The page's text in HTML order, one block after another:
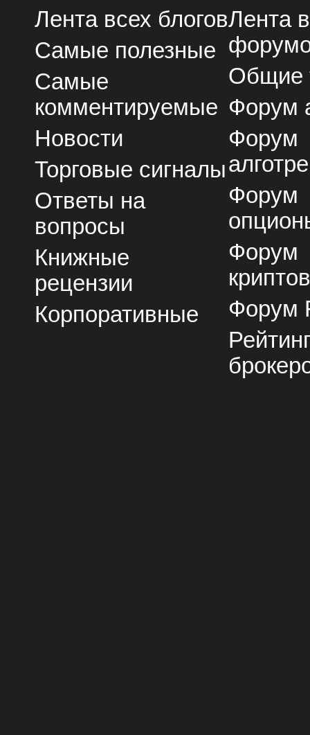
Лента всех блогов
Самые полезные
Самые
комментируемые
Новости
Торговые сигналы
Ответы на
вопросы
Книжные
рецензии
Корпоративные
Лента
Общие
Форум
Форум
Форум
Форум
Форум